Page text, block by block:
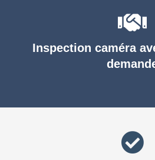
Inspection caméra